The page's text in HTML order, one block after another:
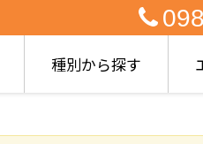
種別から探す